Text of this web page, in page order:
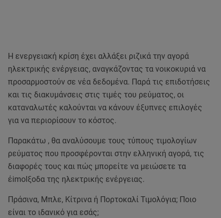
Η ενεργειακή κρίση έχει αλλάξει ριζικά την αγορά
ηλεκτρικής ενέργειας, αναγκάζοντας τα νοικοκυριά να
προσαρμοστούν σε νέα δεδομένα. Παρά τις επιδοτήσεις
και τις διακυμάνσεις στις τιμές του ρεύματος, οι
καταναλωτές καλούνται να κάνουν έξυπνες επιλογές
για να περιορίσουν το κόστος.
Παρακάτω , θα αναλύσουμε τους τύπους τιμολογίων
ρεύματος που προσφέρονται στην ελληνική αγορά, τις
διαφορές τους και πώς μπορείτε να μειώσετε τα
έimolξοδα της ηλεκτρικής ενέργειας.
Πράσινα, Μπλε, Κίτρινα ή Πορτοκαλί Τιμολόγια; Ποιο
είναι το ιδανικό για εσάς;